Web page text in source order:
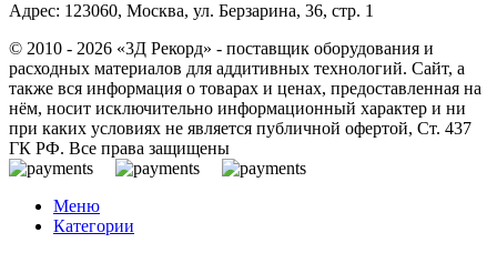
Адрес: 123060, Москва, ул. Берзарина, 36, стр. 1
© 2010 - 2026 «3Д Рекорд» - поставщик оборудования и
расходных материалов для аддитивных технологий. Сайт, а
также вся информация о товарах и ценах, предоставленная на
нём, носит исключительно информационный характер и ни
при каких условиях не является публичной офертой, Ст. 437
ГК РФ. Все права защищены
Меню
Категории